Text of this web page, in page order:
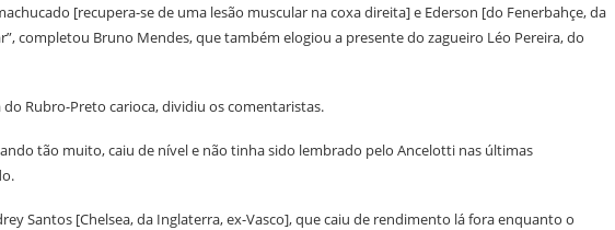
[recupera-se de uma lesão muscular na coxa direita] e Ederson [do Fenerbahçe, da
completou Bruno Mendes, que também elogiou a presente do zagueiro Léo Pereira, do
do Rubro-Preto carioca, dividiu os comentaristas.
tão muito, caiu de nível e não tinha sido lembrado pelo Ancelotti nas últimas
Santos [Chelsea, da Inglaterra, ex-Vasco], que caiu de rendimento lá fora enquanto o